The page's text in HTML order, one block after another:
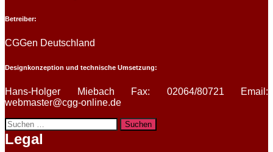
Betreiber:
CGGen Deutschland
Designkonzeption und technische Umsetzung:
Hans-Holger Miebach Fax: 02064/80721 Email:
webmaster@cgg-online.de
Suchen
nach:
Legal